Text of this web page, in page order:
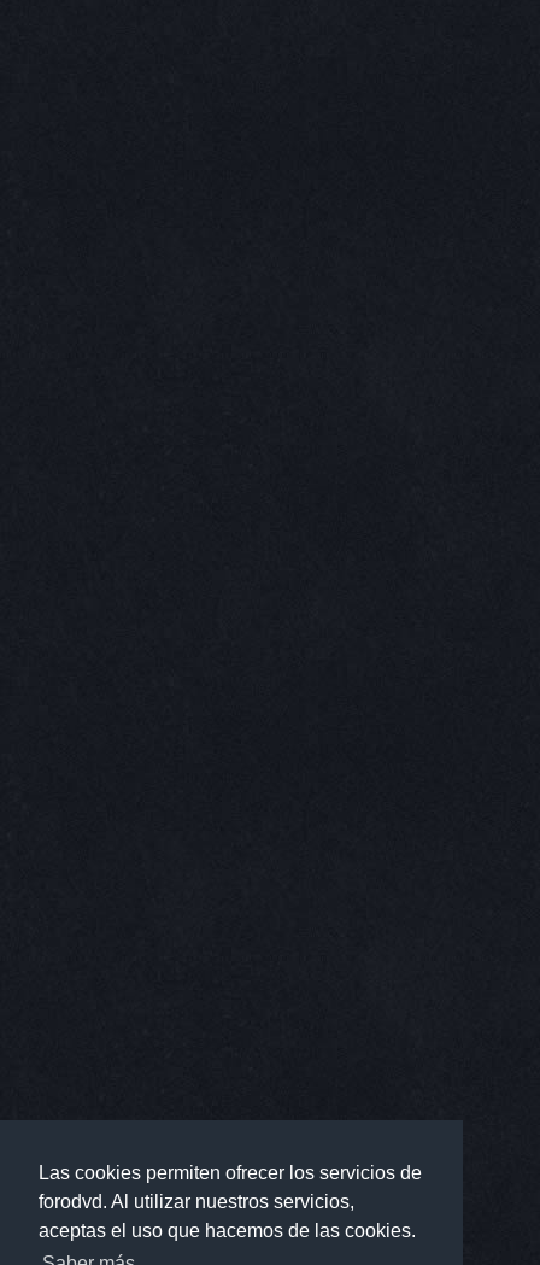
Las cookies permiten ofrecer los servicios de
forodvd. Al utilizar nuestros servicios,
aceptas el uso que hacemos de las cookies.